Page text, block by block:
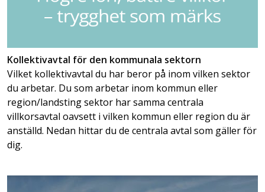
Kollektivavtal för den kommunala sektorn
Vilket kollektivavtal du har beror på inom vilken sektor
du arbetar. Du som arbetar inom kommun eller
region/landsting sektor har samma centrala
villkorsavtal oavsett i vilken kommun eller region du är
anställd. Nedan hittar du de centrala avtal som gäller för
dig.